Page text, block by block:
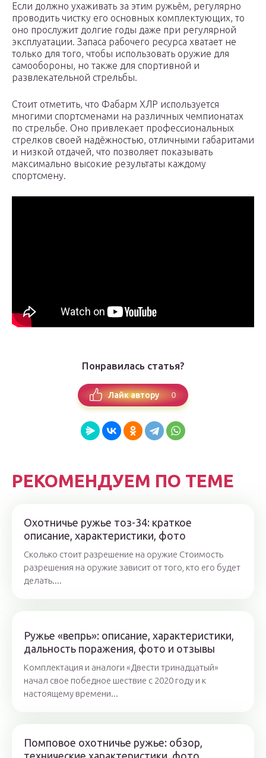
Если должно ухаживать за этим ружьём, регулярно
проводить чистку его основных комплектующих, то
оно прослужит долгие годы даже при регулярной
эксплуатации. Запаса рабочего ресурса хватает не
только для того, чтобы использовать оружие для
самообороны, но также для спортивной и
развлекательной стрельбы.
Стоит отметить, что Фабарм ХЛР используется
многими спортсменами на различных чемпионатах
по стрельбе. Оно привлекает профессиональных
стрелков своей надёжностью, отличными габаритами
и низкой отдачей, что позволяет показывать
максимально высокие результаты каждому
спортсмену.
Понравилась статья?
Лайк автору 0
РЕКОМЕНДУЕМ ПО ТЕМЕ
Охотничье ружье тоз-34: краткое
описание, характеристики, фото
Сколько стоит разрешение на оружие Стоимость
разрешения на оружие зависит от того, кто его будет
делать....
Ружье «вепрь»: описание, характеристики,
дальность поражения, фото и отзывы
Комплектация и аналоги «Двести тринадцатый»
начал свое победное шествие с 2020 году и к
настоящему времени...
Помповое охотничье ружье: обзор,